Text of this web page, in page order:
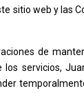
sitio web y las
de
los servicios,